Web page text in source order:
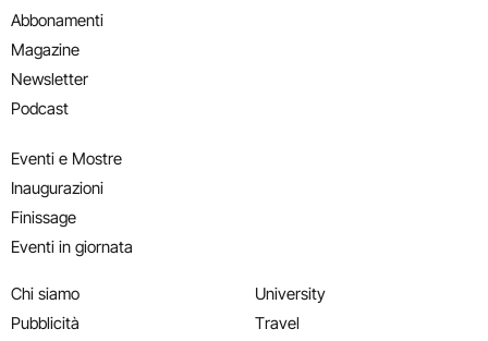
Abbonamenti
Magazine
Newsletter
Podcast
Eventi e Mostre
Inaugurazioni
Finissage
Eventi in giornata
Chi siamo
Pubblicità
University
Travel